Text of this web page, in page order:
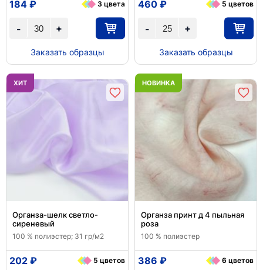
+
-
184 ₽ 3 цвета
Заказать образцы
+
-
460 ₽ 5 цветов
Заказать образцы
ХИТ
Органза-шелк светло-
сиреневый
100 % полиэстер; 31 гр/м2
202 ₽ 5 цветов
НОВИНКА
Органза принт д 4 пыльная
роза
100 % полиэстер
386 ₽ 6 цветов